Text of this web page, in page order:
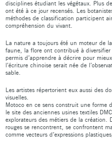
disciplines étudiant les végétaux. Plus
ont été à ce jour recensés. Les
méthodes de classification participent
compréhension du vivant.
La nature a toujours été un moteur de
faune, la flore ont contribué à
permis d’apprendre à décrire pour
l’écriture chinoise serait née de
sable.
Les artistes répertorient eux aussi des
visuelles.
Motoco en ce sens construit une forme
le site des anciennes usines textiles
explorateurs des métiers de la création.
rouges se rencontrent, se confrontent
comme vecteurs d’expressions